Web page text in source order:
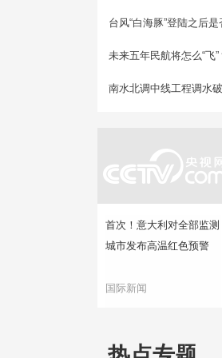
台风“白海豚”登陆之后
未来五年民航将怎么“飞
南水北调中线工程调水
首次！意大利对全部监测
城市发布高温红色预警
国际新闻